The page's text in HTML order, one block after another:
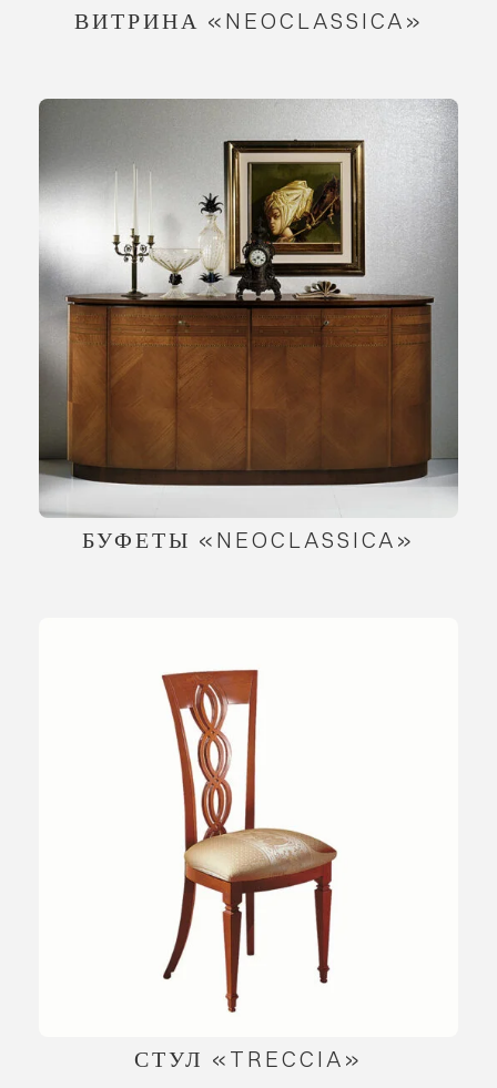
ВИТРИНА «NEOCLASSICA»
БУФЕТЫ «NEOCLASSICA»
СТУЛ «TRECCIA»